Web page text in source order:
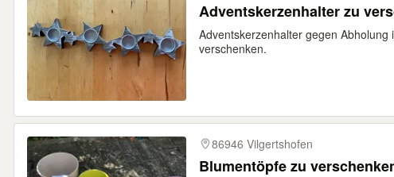
Adventskerzenhalter zu
Adventskerzenhalter gegen Abholung
verschenken.
86946 Vilgertshofen
Blumentöpfe zu